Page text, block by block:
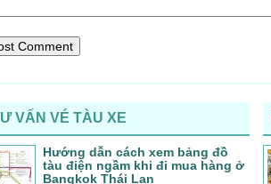
VẤN VÉ TÀU XE
Hướng dẫn cách xem bảng đồ
tàu điện ngầm khi đi mua hàng ở
Bangkok Thái Lan